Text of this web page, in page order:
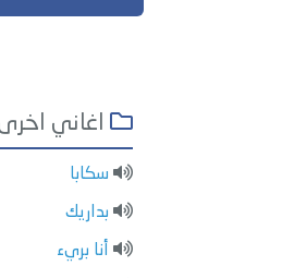
اغاني
سكابا
بداريك
أنا بريء